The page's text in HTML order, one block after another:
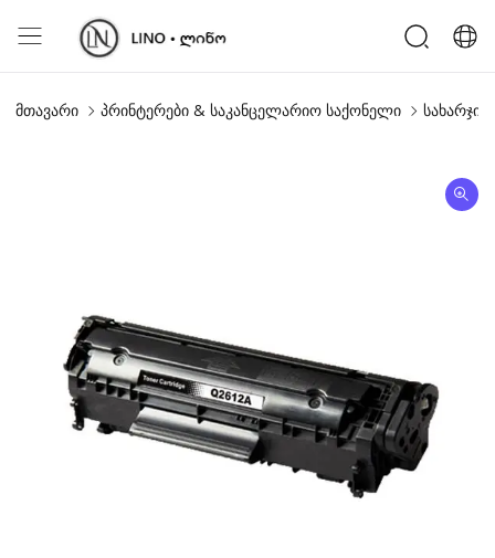
მთავარი პრინტერები & საკანცელარიო საქონელი სახარჯი